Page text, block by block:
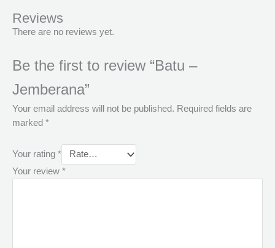
Reviews
There are no reviews yet.
Be the first to review “Batu –
Jemberana”
Your email address will not be published. Required fields are
marked *
Your rating *
Your review *